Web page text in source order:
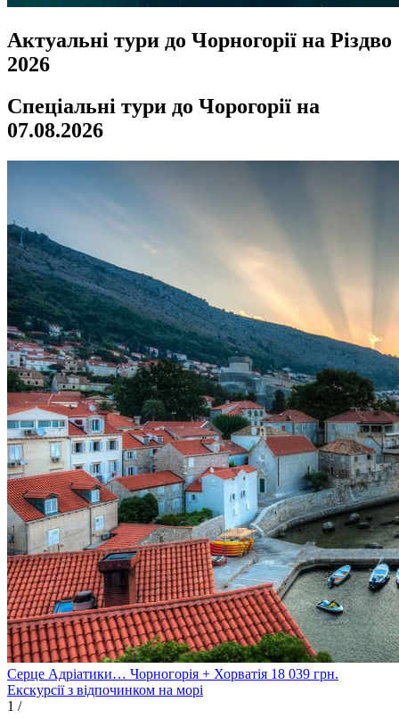
Актуальні тури до Чорногорії на Різдво
2026
Спеціальні тури до Чорогорії на
07.08.2026
Серце Адріатики… Чорногорія + Хорватія 18 039 грн.
Екскурсії з відпочинком на морі
1 /